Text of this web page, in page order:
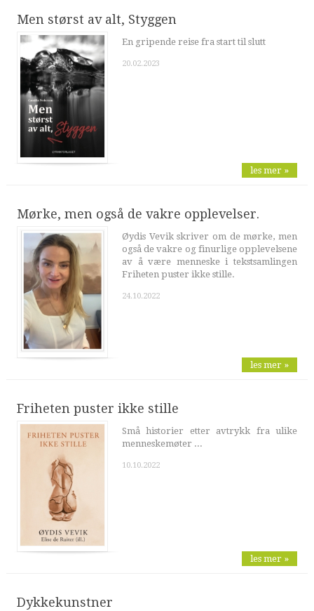
Men størst av alt, Styggen
En gripende reise fra start til slutt
20.02.2023
les mer »
Mørke, men også de vakre opplevelser.
Øydis Vevik skriver om de mørke, men
også de vakre og finurlige opplevelsene
av å være menneske i tekstsamlingen
Friheten puster ikke stille.
24.10.2022
les mer »
Friheten puster ikke stille
Små historier etter avtrykk fra ulike
menneskemøter ...
10.10.2022
les mer »
Dykkekunstner